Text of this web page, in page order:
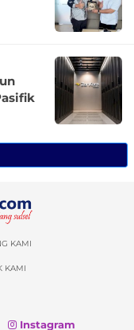
KAMI
KAMI
Instagram